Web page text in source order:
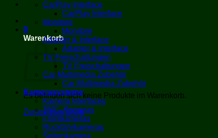
0
Warenkorb
Es befinden sich keine Produkte im Warenkorb.
Zurück zum Shop
CarPlay Interface
CarPlay Interface
Monitore
Monitore
Adapter & Interface
Adapter & Interface
TV Freischaltungen
TV Freischaltungen
Car Multimedia Zubehör
Car Multimedia Zubehör
Kamerasysteme
Kamera Interfaces
360°- Kameras
Frontkameras
Rückfahrkameras
Seitenkamera